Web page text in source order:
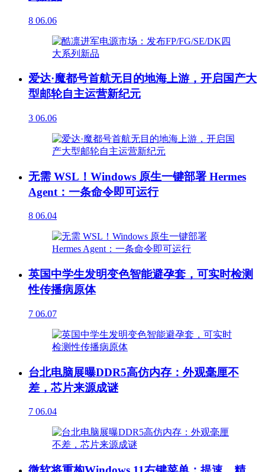
8 06.06
爱达·魔都号首航无目的地海上游，开启国产大
型邮轮自主运营新纪元
3 06.06
无需 WSL！Windows 原生一键部署 Hermes
Agent：一条命令即可运行
8 06.04
英国中学生发明变色智能避孕套，可实时检测
性传播病原体
7 06.07
台北电脑展曝DDR5高仿内存：外观毫厘不
差，芯片来源成谜
7 06.04